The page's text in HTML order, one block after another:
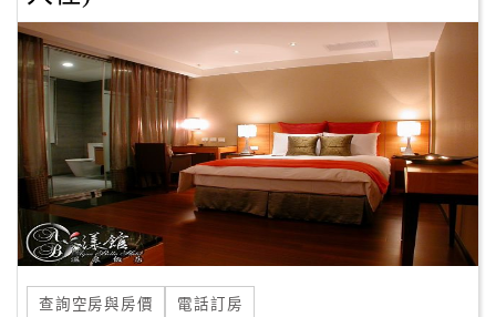
計
劃
商
宣
傳
查詢空房與房價 電話訂房